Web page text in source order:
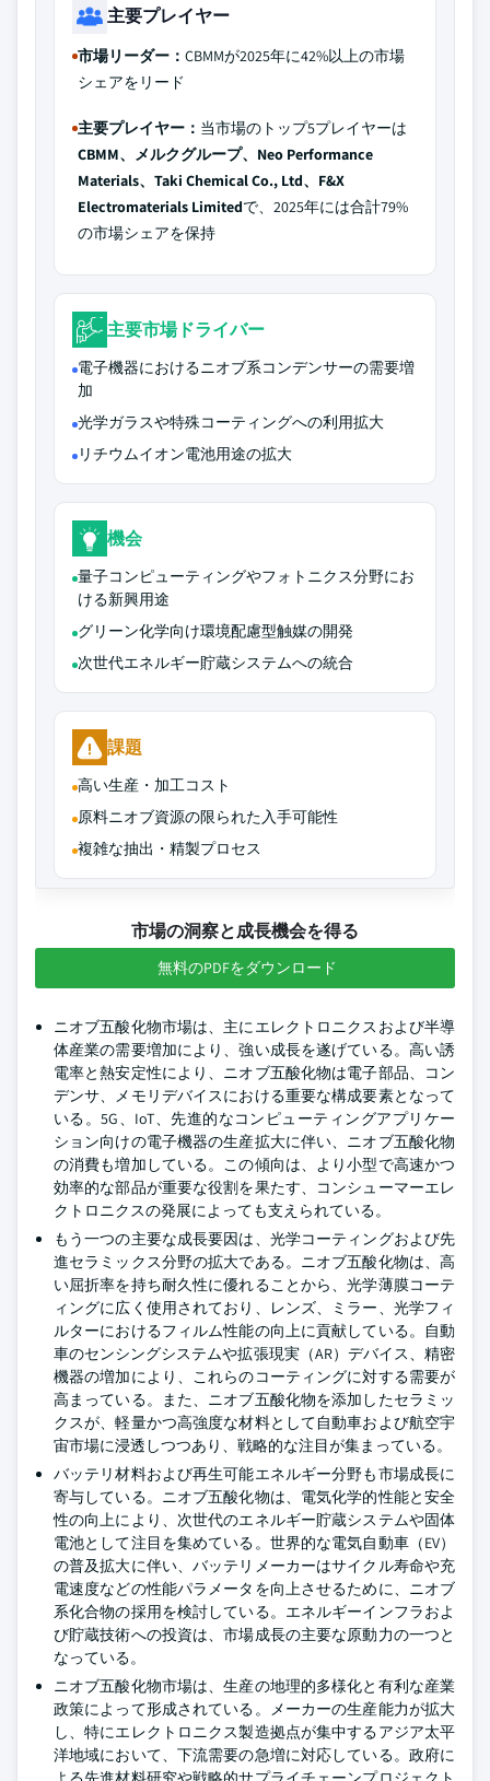
主要プレイヤー
市場リーダー： CBMMが2025年に42%以上の市場
シェアをリード
主要プレイヤー： 当市場のトップ5プレイヤーは
CBMM、メルクグループ、Neo Performance
Materials、Taki Chemical Co., Ltd、F&X
Electromaterials Limitedで、2025年には合計79%
の市場シェアを保持
主要市場ドライバー
電子機器におけるニオブ系コンデンサーの需要増
加
光学ガラスや特殊コーティングへの利用拡大
リチウムイオン電池用途の拡大
機会
量子コンピューティングやフォトニクス分野にお
ける新興用途
グリーン化学向け環境配慮型触媒の開発
次世代エネルギー貯蔵システムへの統合
課題
高い生産・加工コスト
原料ニオブ資源の限られた入手可能性
複雑な抽出・精製プロセス
市場の洞察と成長機会を得る
無料のPDFをダウンロード
ニオブ五酸化物市場は、主にエレクトロニクスおよび半導
体産業の需要増加により、強い成長を遂げている。高い誘
電率と熱安定性により、ニオブ五酸化物は電子部品、コン
デンサ、メモリデバイスにおける重要な構成要素となって
いる。5G、IoT、先進的なコンピューティングアプリケー
ション向けの電子機器の生産拡大に伴い、ニオブ五酸化物
の消費も増加している。この傾向は、より小型で高速かつ
効率的な部品が重要な役割を果たす、コンシューマーエレ
クトロニクスの発展によっても支えられている。
もう一つの主要な成長要因は、光学コーティングおよび先
進セラミックス分野の拡大である。ニオブ五酸化物は、高
い屈折率を持ち耐久性に優れることから、光学薄膜コーテ
ィングに広く使用されており、レンズ、ミラー、光学フィ
ルターにおけるフィルム性能の向上に貢献している。自動
車のセンシングシステムや拡張現実（AR）デバイス、精密
機器の増加により、これらのコーティングに対する需要が
高まっている。また、ニオブ五酸化物を添加したセラミッ
クスが、軽量かつ高強度な材料として自動車および航空宇
宙市場に浸透しつつあり、戦略的な注目が集まっている。
バッテリ材料および再生可能エネルギー分野も市場成長に
寄与している。ニオブ五酸化物は、電気化学的性能と安全
性の向上により、次世代のエネルギー貯蔵システムや固体
電池として注目を集めている。世界的な電気自動車（EV）
の普及拡大に伴い、バッテリメーカーはサイクル寿命や充
電速度などの性能パラメータを向上させるために、ニオブ
系化合物の採用を検討している。エネルギーインフラおよ
び貯蔵技術への投資は、市場成長の主要な原動力の一つと
なっている。
ニオブ五酸化物市場は、生産の地理的多様化と有利な産業
政策によって形成されている。メーカーの生産能力が拡大
し、特にエレクトロニクス製造拠点が集中するアジア太平
洋地域において、下流需要の急増に対応している。政府に